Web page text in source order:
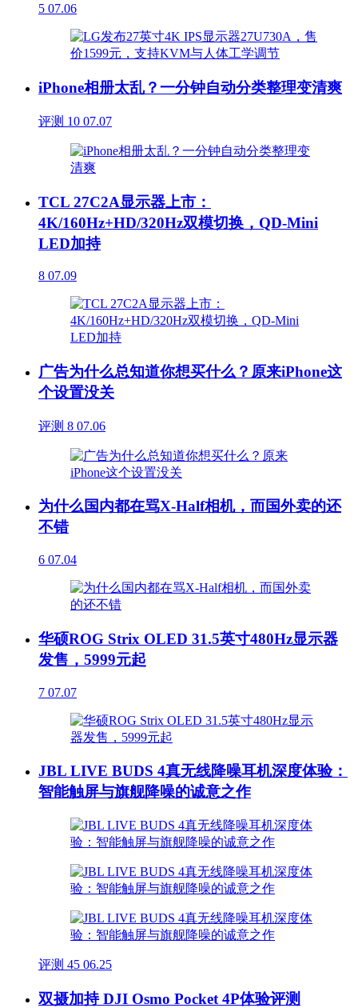
5 07.06
iPhone相册太乱？一分钟自动分类整理变清爽
评测 10 07.07
TCL 27C2A显示器上市：
4K/160Hz+HD/320Hz双模切换，QD-Mini
LED加持
8 07.09
广告为什么总知道你想买什么？原来iPhone这
个设置没关
评测 8 07.06
为什么国内都在骂X-Half相机，而国外卖的还
不错
6 07.04
华硕ROG Strix OLED 31.5英寸480Hz显示器
发售，5999元起
7 07.07
JBL LIVE BUDS 4真无线降噪耳机深度体验：
智能触屏与旗舰降噪的诚意之作
评测 45 06.25
双摄加持 DJI Osmo Pocket 4P体验评测